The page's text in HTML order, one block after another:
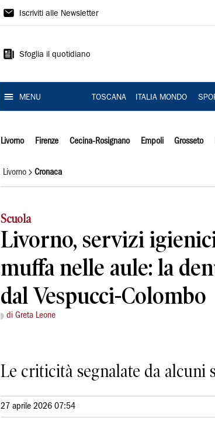
Il
Iscriviti alle Newsletter
Sfoglia il quotidiano
MENU TOSCANA ITALIA MONDO
Livorno Firenze Cecina-Rosignano Empoli Grosseto
Livorno Cronaca
Scuola
Livorno, servizi
muffa nelle aule: la
dal Vespucci-Colombo
di Greta Leone
Le criticità segnalate da alcuni
27 aprile 2026 07:54